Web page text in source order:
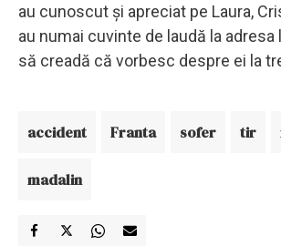
au cunoscut și apreciat pe Laura,
au numai cuvinte de laudă la adresa
să creadă că vorbesc despre ei la
accident Franta sofer tir
madalin